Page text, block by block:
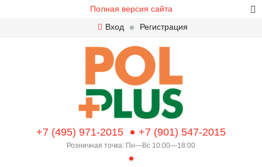
Полная версия сайта
Вход
Регистрация
+7 (495) 971-2015 +7 (901) 547-2015
Розничная точка: Пн—Вс 10:00—18:00